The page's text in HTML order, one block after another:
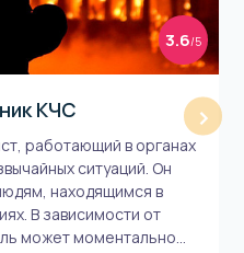
3.6/5
КЧС
работающий в органах
ситуаций. Он
находящимся в
В зависимости от
может моментально
›